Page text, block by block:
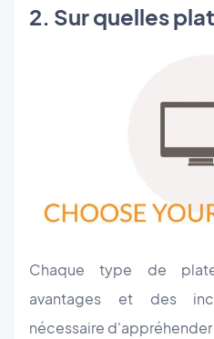
2. Sur quelles
Chaque type de
avantages et des
nécessaire d'appréhender